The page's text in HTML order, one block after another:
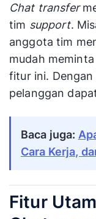
Chat transfer
tim support.
anggota tim
mudah
fitur ini. Dengan
pelanggan
Baca juga:
Cara Kerja,
Fitur